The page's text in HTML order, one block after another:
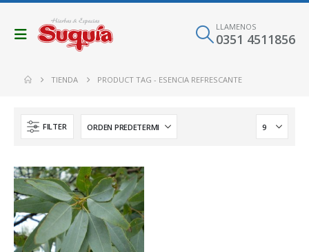
LLAMENOS
0351 4511856
TIENDA PRODUCT TAG - ESENCIA REFRESCANTE
FILTER